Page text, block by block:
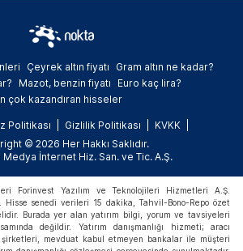
Çeyrek altın fiyatı
Gram altın ne kadar?
Mazot, benzin fiyatı
Euro kaç lira?
çok kazandıran hisseler
Politikası Gizlilik Politikası
KVKK
© 2026 Her Hakkı Saklıdır.
İnternet Hiz. San. ve Tic. A.Ş.
Forinvest Yazılım ve Teknolojileri Hizmetleri A.Ş.
Hisse senedi verileri 15 dakika, Tahvil-Bono-Repo özet
Burada yer alan yatırım bilgi, yorum ve tavsiyeleri
değildir. Yatırım danışmanlığı hizmeti; aracı
mevduat kabul etmeyen bankalar ile müşteri